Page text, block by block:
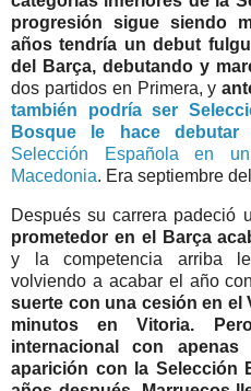
progresión sigue siendo
años tendría un debut
del Barça, debutando y
dos partidos en Primera, y
también podría ser
Bosque le hace
Selección Española en
Macedonia. Era septiembre
Después su carrera padeció
prometedor en el Barça
y la competencia arriba
volviendo a acabar el año
suerte con una cesión en el
minutos en Vitoria.
internacional con
aparición con la Selección